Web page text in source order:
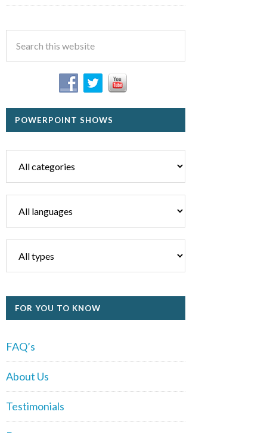
POWERPOINT SHOWS
FOR YOU TO KNOW
FAQ’s
About Us
Testimonials